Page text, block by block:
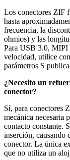
Los conectores ZIF
hasta
frecuencia, la
ohmios) y las
Para USB 3.0, MIPI
velocidad, utilice
parámetros S
¿Necesito un
conector?
Sí, para conectores
mecánica necesaria
contacto constante.
inserción, causando
conector. La única
que no utiliza un